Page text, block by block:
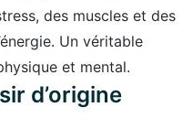
des muscles et des
Un véritable
et mental.
d’origine